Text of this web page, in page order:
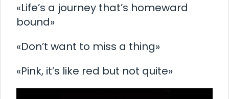
«Life’s a journey that’s homeward
bound»
«Don’t want to miss a thing»
«Pink, it’s like red but not quite»